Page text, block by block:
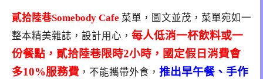
貳拾陸巷Somebody Cafe 菜單，圖文並茂，菜單宛如一
整本精美雜誌，設計用心， 每人低消一杯飲料或一
份餐點，貳拾陸巷限時2小時，國定假日消費會
多10%服務費 ，不能攜帶外食， 推出早午餐、手作